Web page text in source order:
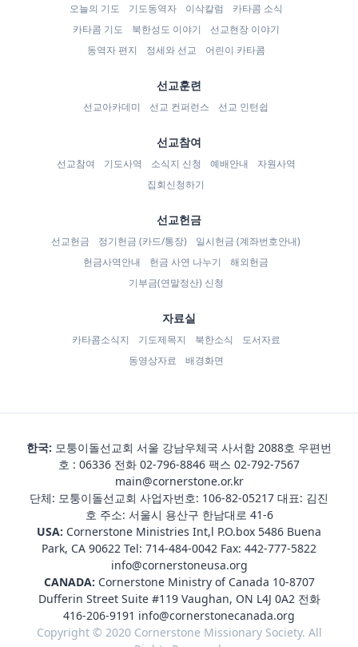
오늘의 기도 기도동역자 이삭칼럼
카타콤 소식
카타콤 기도
북한성도 이야기
선교현장 이야기
동역자 편지
정세와 선교 어린이 카타콤
선교훈련
선교아카데미 선교 컨퍼런스 선교 인턴쉽
선교참여
선교참여 기도사역 소식지 신청 예배안내
자원사역
집회신청하기
선교헌금
선교헌금 정기헌금 (카드/통장)
일시헌금 (계좌번호안내)
헌금사역안내
헌금 사연 나누기
해외헌금
기부금(연말정산) 신청
자료실
카타콤소식지 기도제목지 북한소식
도서자료
동영상자료
배경화면
한국: 모퉁이돌선교회 서울 강남우체국 사서함 2088호 우편번
호 : 06336 전화 02-796-8846 팩스 02-792-7567
main@cornerstone.or.kr
단체: 모퉁이돌선교회 사업자번호: 106-82-05217 대표: 김진
호 주소: 서울시 용산구 한남대로 41-6
USA: Cornerstone Ministries Int,l P.O.box 5486 Buena
Park, CA 90622 Tel: 714-484-0042 Fax: 442-777-5822
info@cornerstoneusa.org
CANADA: Cornerstone Ministry of Canada 10-8707
Dufferin Street Suite #119 Vaughan, ON L4J 0A2 전화
416-206-9191 info@cornerstonecanada.org
Copyright © 2020 Cornerstone Missionary Society. All